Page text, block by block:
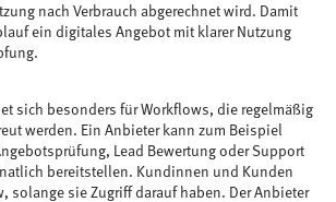
nach Verbrauch abgerechnet wird. Damit
ein digitales Angebot mit klarer Nutzung
sich besonders für Workflows, die regelmäßig
werden. Ein Anbieter kann zum Beispiel
Lead Bewertung oder Support
bereitstellen. Kundinnen und Kunden
solange sie Zugriff darauf haben. Der Anbieter